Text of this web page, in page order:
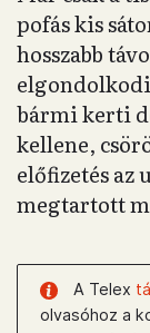
pofás kis
hosszabb
bármi kerti
kellene,
előfizetés az
megtartott
A Telex
olvasóhoz a